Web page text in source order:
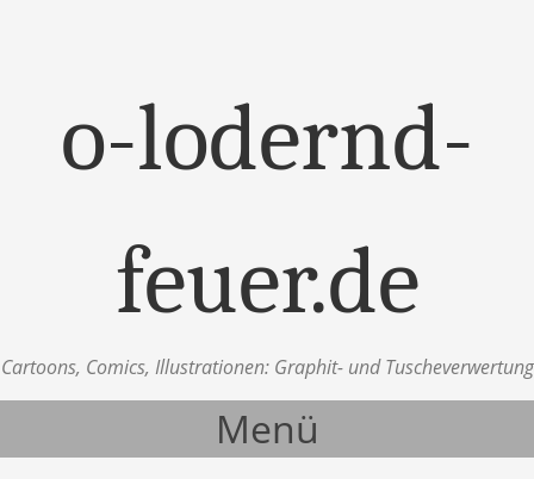
o-lodernd-
feuer.de
Cartoons, Comics, Illustrationen: Graphit- und Tuscheverwertung
Menü